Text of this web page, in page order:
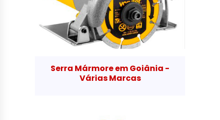
Serra Mármore em Goiânia -
Várias Marcas